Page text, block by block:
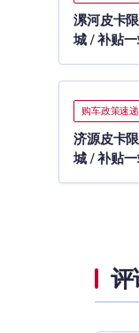
漯河皮卡
城 / 补贴
购车政策速递
济源皮卡
城 / 补贴
评